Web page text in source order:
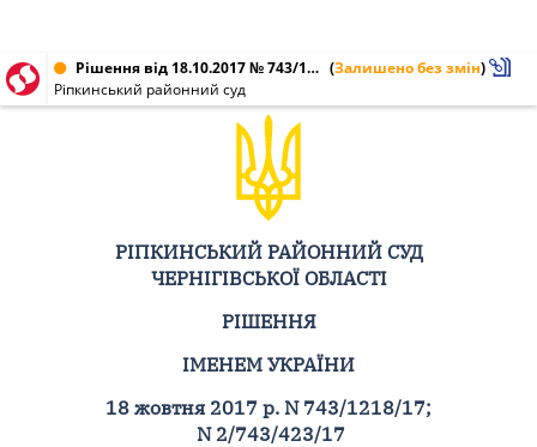
Рішення від 18.10.2017 № 743/1218/17, 2/743/423/17 (Залишено без змін)
Ріпкинський районний суд
РІПКИНСЬКИЙ РАЙОННИЙ СУД
ЧЕРНІГІВСЬКОЇ ОБЛАСТІ
РІШЕННЯ
ІМЕНЕМ УКРАЇНИ
18 жовтня 2017 р. N 743/1218/17;
N 2/743/423/17